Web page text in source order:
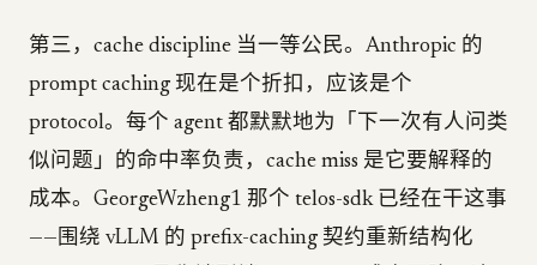
第三，cache discipline 当一等公民。Anthropic 的
prompt caching 现在是个折扣，应该是个
protocol。每个 agent 都默默地为「下一次有人问类
似问题」的命中率负责，cache miss 是它要解释的
成本。GeorgeWzheng1 那个 telos-sdk 已经在干这事
——围绕 vLLM 的 prefix-caching 契约重新结构化